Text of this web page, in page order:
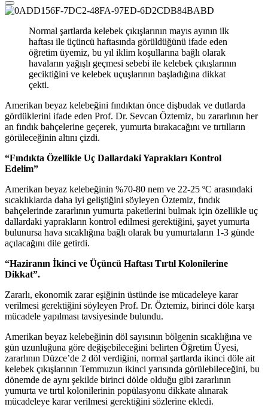
Normal şartlarda kelebek çıkışlarının mayıs ayının ilk
haftası ile üçüncü haftasında görüldüğünü ifade eden
öğretim üyemiz, bu yıl iklim koşullarına bağlı olarak
havaların yağışlı geçmesi sebebi ile kelebek çıkışlarının
geciktiğini ve kelebek uçuşlarının başladığına dikkat
çekti.
Amerikan beyaz kelebeğini fındıktan önce dişbudak ve dutlarda
gördüklerini ifade eden Prof. Dr. Sevcan Öztemiz, bu zararlının her
an fındık bahçelerine geçerek, yumurta bırakacağını ve tırtılların
görüleceğinin altını çizdi.
“Fındıkta Özellikle Uç Dallardaki Yaprakları Kontrol
Edelim”
Amerikan beyaz kelebeğinin %70-80 nem ve 22-25 ºC arasındaki
sıcaklıklarda daha iyi geliştiğini söyleyen Öztemiz, fındık
bahçelerinde zararlının yumurta paketlerini bulmak için özellikle uç
dallardaki yaprakların kontrol edilmesi gerektiğini, şayet yumurta
bulunursa hava sıcaklığına bağlı olarak bu yumurtaların 1-3 günde
açılacağını dile getirdi.
“Haziranın İkinci ve Üçüncü Haftası Tırtıl Kolonilerine
Dikkat”.
Zararlı, ekonomik zarar eşiğinin üstünde ise mücadeleye karar
verilmesi gerektiğini söyleyen Prof. Dr. Öztemiz, birinci döle karşı
mücadele yapılması tavsiyesinde bulundu.
Amerikan beyaz kelebeğinin döl sayısının bölgenin sıcaklığına ve
gün uzunluğuna göre değişebileceğini belirten Öğretim Üyesi,
zararlının Düzce’de 2 döl verdiğini, normal şartlarda ikinci döle ait
kelebek çıkışlarının Temmuzun ikinci yarısında görülebileceğini, bu
dönemde de aynı şekilde birinci dölde olduğu gibi zararlının
yumurta ve tırtıl kolonilerinin popülasyonu dikkate alınarak
mücadeleye karar verilmesi gerektiğini sözlerine ekledi.